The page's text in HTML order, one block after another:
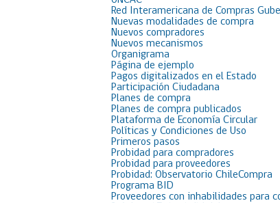
Red Interamericana de Compras
Nuevas modalidades de compra
Nuevos compradores
Nuevos mecanismos
Organigrama
Página de ejemplo
Pagos digitalizados en el Estado
Participación Ciudadana
Planes de compra
Planes de compra publicados
Plataforma de Economía Circular
Políticas y Condiciones de Uso
Primeros pasos
Probidad para compradores
Probidad para proveedores
Probidad: Observatorio ChileCompra
Programa BID
Proveedores con inhabilidades para